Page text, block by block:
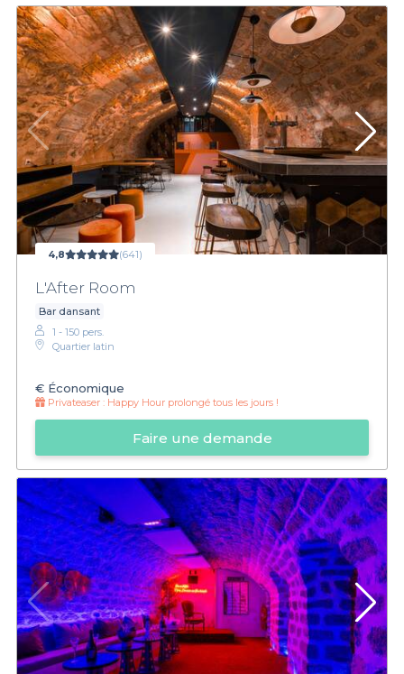
4,8 (641)
L'After Room
Bar dansant
1 - 150 pers.
Quartier latin
€ Économique
Privateaser : Happy Hour prolongé tous les jours !
Faire une demande